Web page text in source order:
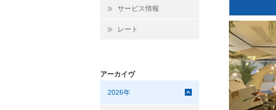
サービス情報
レート
アーカイヴ
2026年